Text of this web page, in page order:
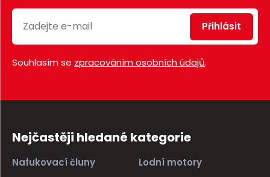
Přihlásit
Souhlasím se zpracováním osobních údajů.
Nejčastěji hledané kategorie
Nafukovací čluny
Lodní motory